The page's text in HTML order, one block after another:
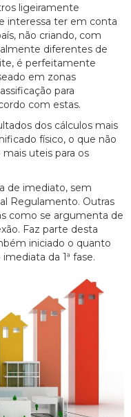
ligeiramente
interessa ter em conta
não criando, com
diferentes de
é perfeitamente
em zonas
para
com estas.
dos cálculos mais
físico, o que não
uteis para os
de imediato, sem
Regulamento. Outras
como se argumenta de
Faz parte desta
iniciado o quanto
da 1ª fase.